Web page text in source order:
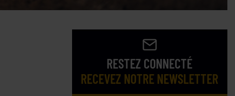
RESTEZ CONNECTÉ
RECEVEZ NOTRE NEWSLETTER